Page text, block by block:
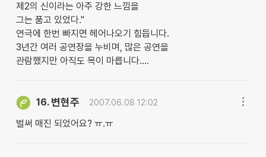
제2의 신이라는 아주 강한 느낌을
그는 품고 있었다."
연극에 한번 빠지면 헤어나오기 힘듭니다.
3년간 여러 공연장을 누비며, 많은 공연을
관람했지만 아직도 목이 마릅니다....
16. 변현주 2007.06.08 12:02
벌써 매진 되었어요? ㅠ.ㅠ